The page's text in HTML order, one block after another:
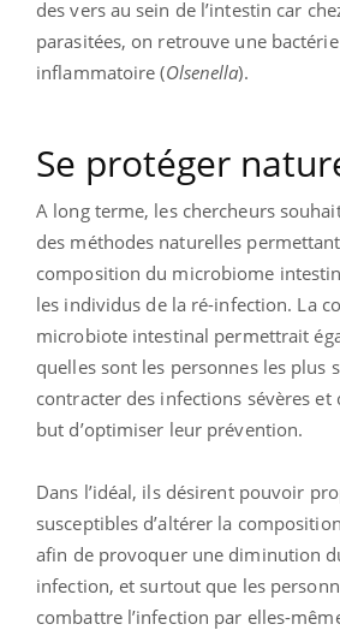
des vers au sein de l’intestin car
parasitées, on retrouve une
inflammatoire (Olsenella).
Se protéger
A long terme, les chercheurs
des méthodes naturelles
composition du microbiome
les individus de la ré-infection. La
microbiote intestinal permettrait
quelles sont les personnes les plus
contracter des infections sévères et
but d’optimiser leur prévention.
Dans l’idéal, ils désirent pouvoir
susceptibles d’altérer la
afin de provoquer une diminution
infection, et surtout que les
combattre l’infection par elles-